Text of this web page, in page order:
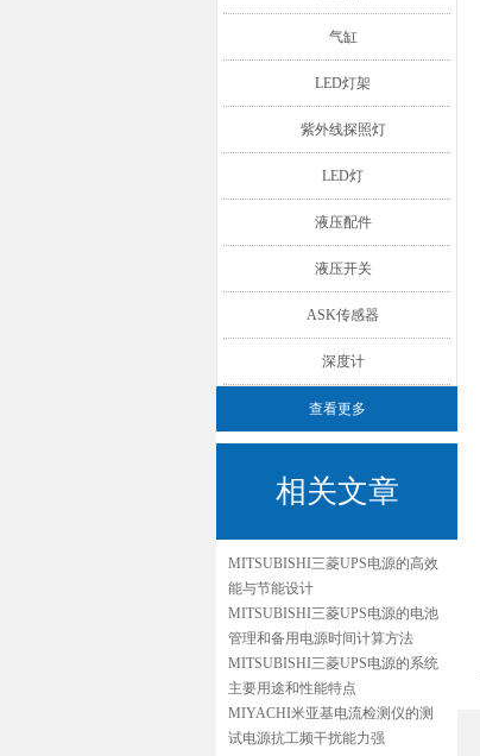
气缸
LED灯架
紫外线探照灯
LED灯
液压配件
液压开关
ASK传感器
深度计
查看更多
相关文章
MITSUBISHI三菱UPS电源的高效
能与节能设计
MITSUBISHI三菱UPS电源的电池
管理和备用电源时间计算方法
MITSUBISHI三菱UPS电源的系统
主要用途和性能特点
MIYACHI米亚基电流检测仪的测
试电源抗工频干扰能力强